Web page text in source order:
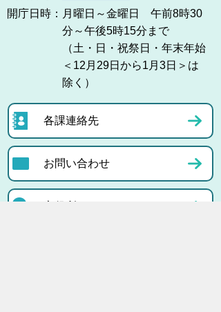
開庁日時： 月曜日～金曜日 午前8時30
分～午後5時15分まで
（土・日・祝祭日・年末年始
＜12月29日から1月3日＞は
除く）
各課連絡先
お問い合わせ